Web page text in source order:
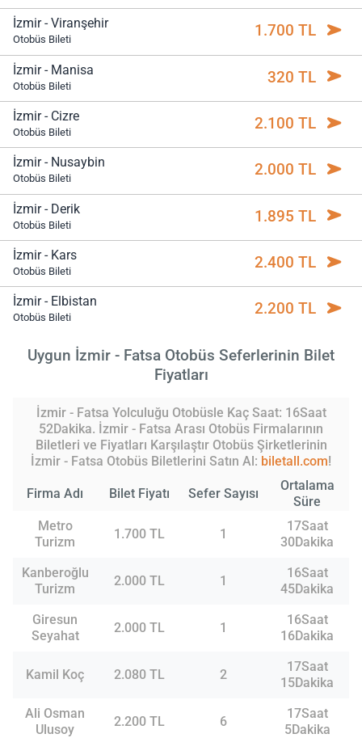
İzmir - Viranşehir
Otobüs Bileti 1.700 TL
İzmir - Manisa
Otobüs Bileti 320 TL
İzmir - Cizre
Otobüs Bileti 2.100 TL
İzmir - Nusaybin
Otobüs Bileti 2.000 TL
İzmir - Derik
Otobüs Bileti 1.895 TL
İzmir - Kars
Otobüs Bileti 2.400 TL
İzmir - Elbistan
Otobüs Bileti 2.200 TL
Uygun İzmir - Fatsa Otobüs Seferlerinin Bilet
Fiyatları
İzmir - Fatsa Yolculuğu Otobüsle Kaç Saat: 16Saat
52Dakika. İzmir - Fatsa Arası Otobüs Firmalarının
Biletleri ve Fiyatları Karşılaştır Otobüs Şirketlerinin
İzmir - Fatsa Otobüs Biletlerini Satın Al: biletall.com!
Firma Adı Bilet Fiyatı Sefer Sayısı
Ortalama
Süre
Metro
Turizm
1.700 TL 1
17Saat
30Dakika
Kanberoğlu
Turizm
2.000 TL 1
16Saat
45Dakika
Giresun
Seyahat
2.000 TL 1
16Saat
16Dakika
Kamil Koç 2.080 TL 2
17Saat
15Dakika
Ali Osman
Ulusoy
2.200 TL 6
17Saat
5Dakika